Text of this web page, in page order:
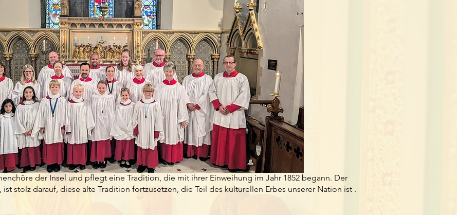
der Insel und pflegt eine Tradition, die mit ihrer Einweihung im Jahr 1852 begann. Der
stolz darauf, diese alte Tradition fortzusetzen, die Teil des kulturellen Erbes unserer Nation ist .